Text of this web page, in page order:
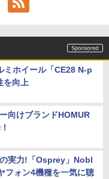
ミホイール「CE28 N-p
を向上
向けブランドHOMUR
実力!「Osprey」Nobl
フォン4機種を一気に聴